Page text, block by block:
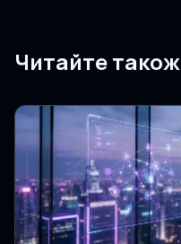
Читайте також